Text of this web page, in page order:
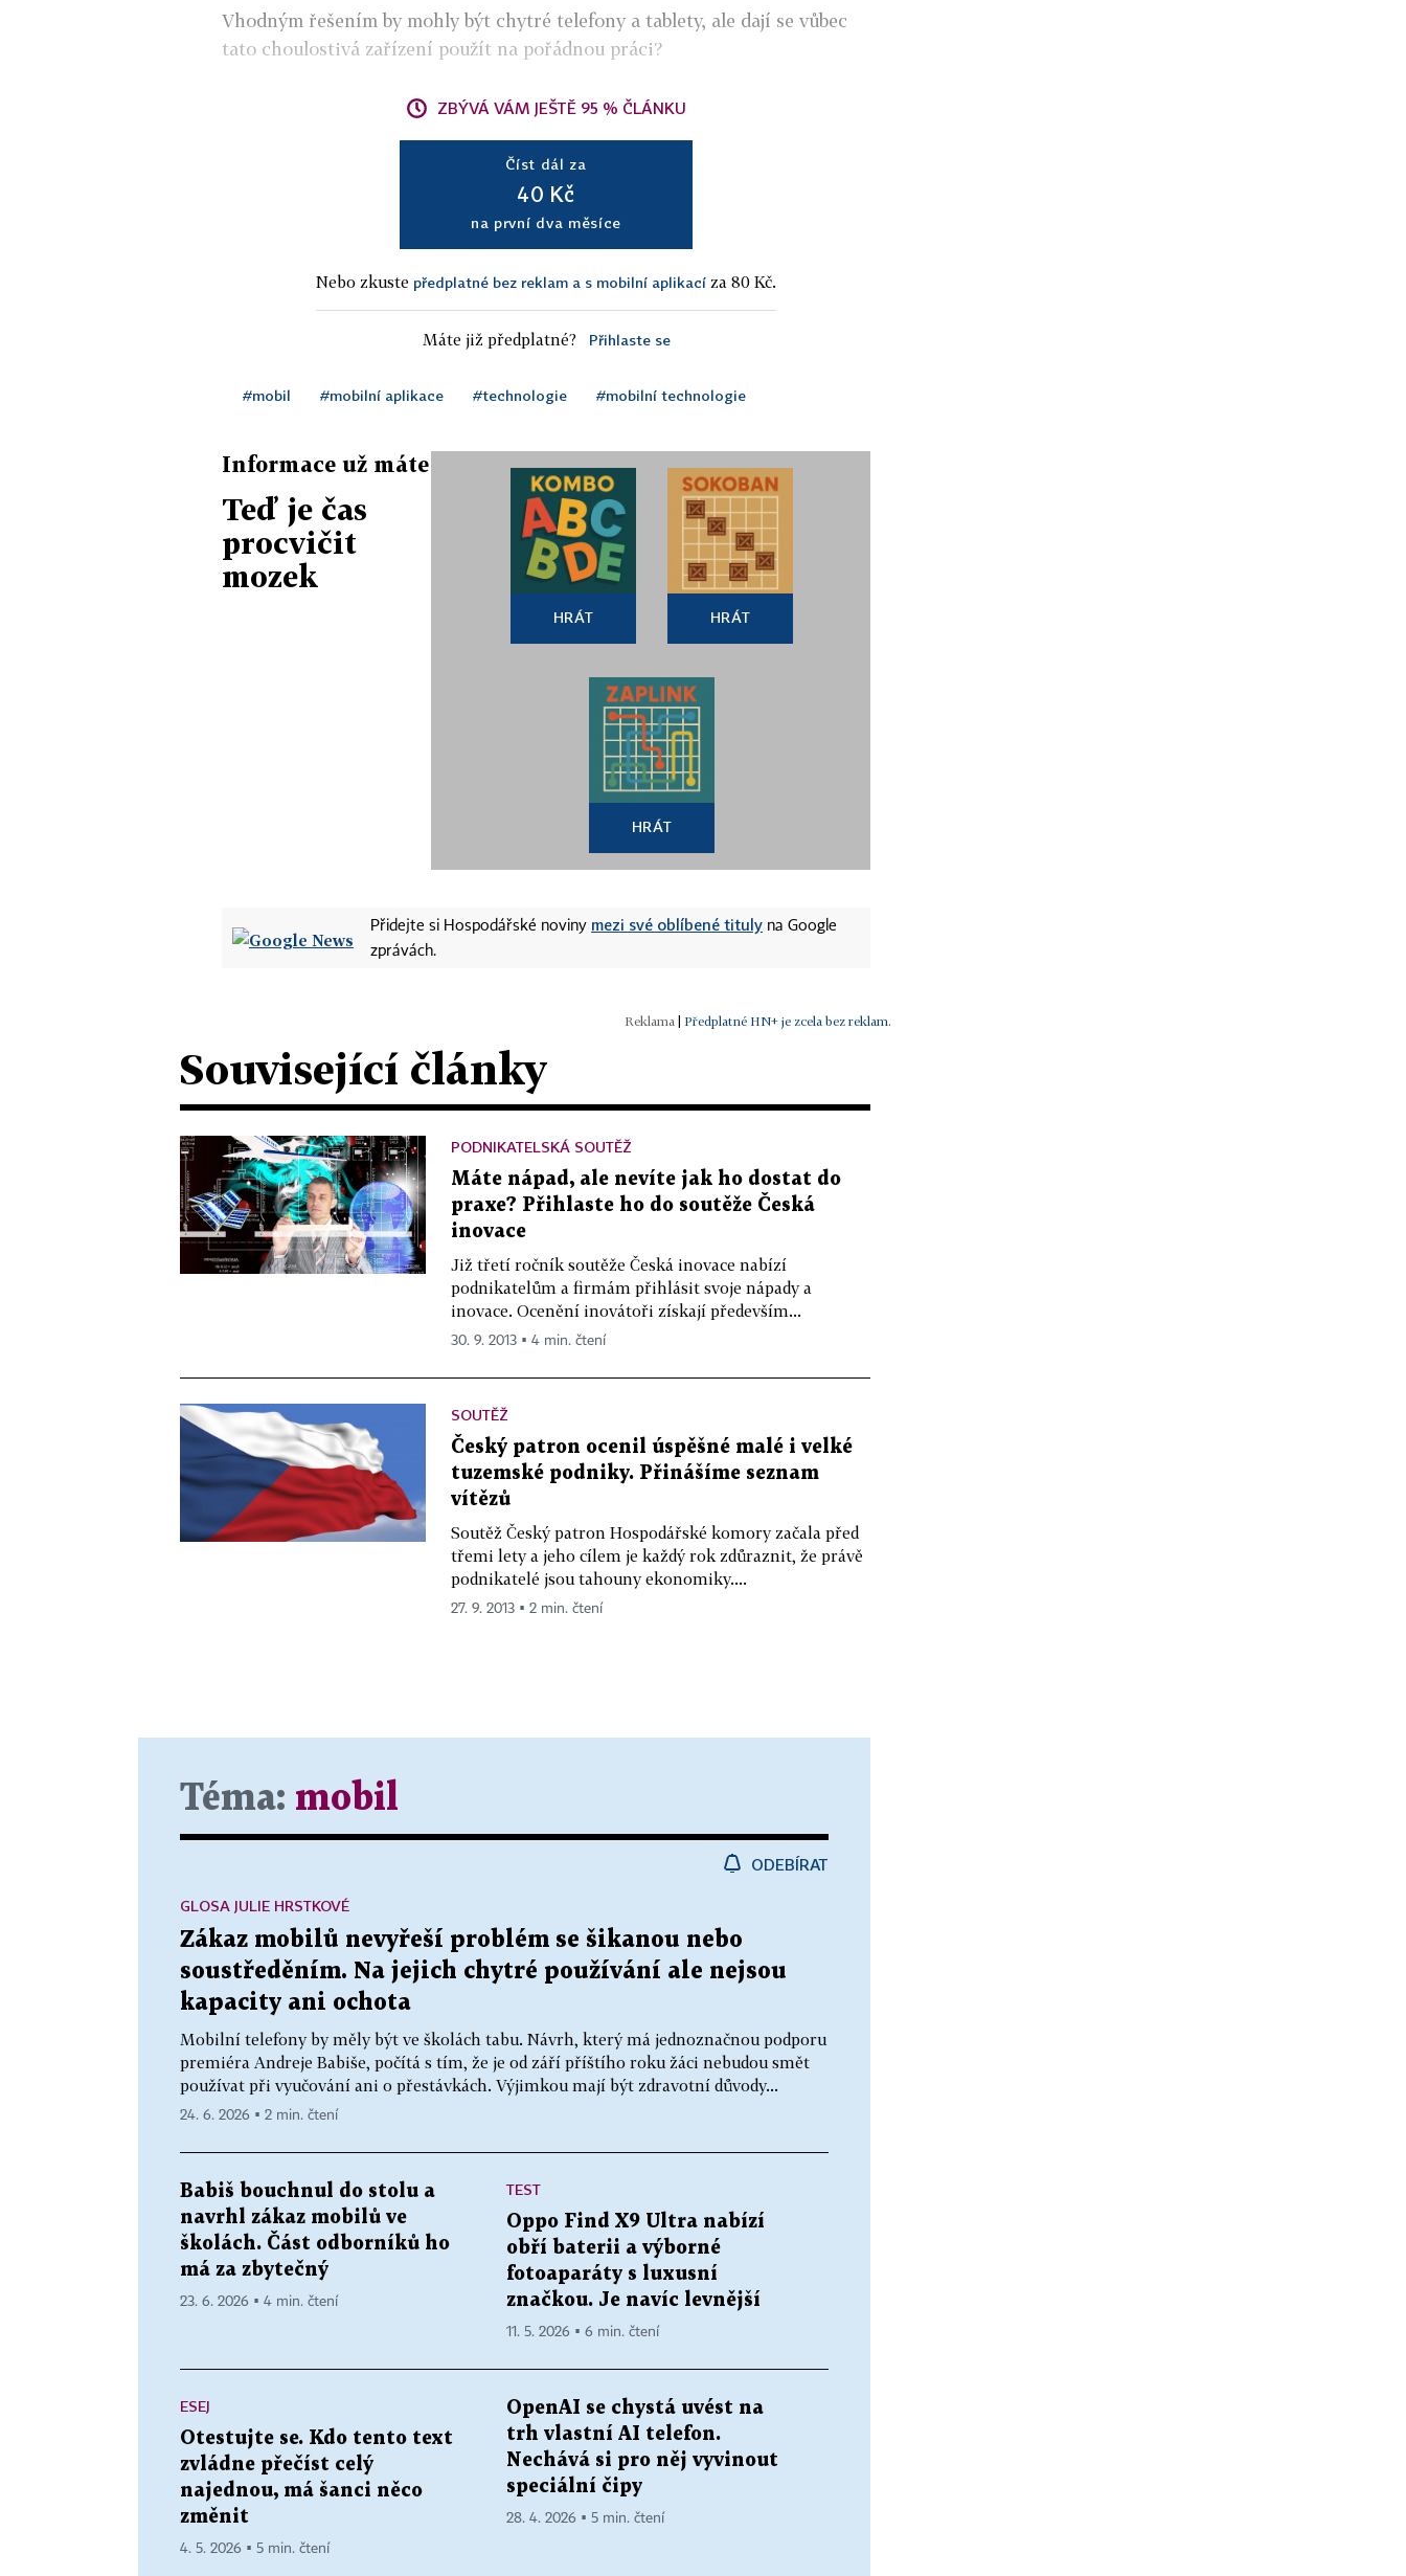
Vhodným řešením by mohly být chytré telefony a tablety, ale dají se vůbec
tato choulostivá zařízení použít na pořádnou práci?
ZBÝVÁ VÁM JEŠTĚ 95 % ČLÁNKU
Číst dál za
40 Kč
na první dva měsíce
Nebo zkuste předplatné bez reklam a s mobilní aplikací za 80 Kč.
Máte již předplatné? Přihlaste se
#mobil #mobilní aplikace #technologie #mobilní technologie
Informace už máte
Teď je čas
procvičit
mozek
HRÁT HRÁT
HRÁT
Přidejte si Hospodářské noviny mezi své oblíbené tituly na Google
zprávách.
| Předplatné HN+ je zcela bez reklam.
Související články
PODNIKATELSKÁ SOUTĚŽ
Máte nápad, ale nevíte jak ho dostat do
praxe? Přihlaste ho do soutěže Česká
inovace
Již třetí ročník soutěže Česká inovace nabízí
podnikatelům a firmám přihlásit svoje nápady a
inovace. Ocenění inovátoři získají především...
30. 9. 2013 ▪ 4 min. čtení
SOUTĚŽ
Český patron ocenil úspěšné malé i velké
tuzemské podniky. Přinášíme seznam
vítězů
Soutěž Český patron Hospodářské komory začala před
třemi lety a jeho cílem je každý rok zdůraznit, že právě
podnikatelé jsou tahouny ekonomiky....
27. 9. 2013 ▪ 2 min. čtení
Téma: mobil
ODEBÍRAT
Zákaz mobilů nevyřeší problém se šikanou nebo
soustředěním. Na jejich chytré používání ale nejsou
kapacity ani ochota
Mobilní telefony by měly být ve školách tabu. Návrh, který má jednoznačnou podporu
premiéra Andreje Babiše, počítá s tím, že je od září příštího roku žáci nebudou smět
používat při vyučování ani o přestávkách. Výjimkou mají být zdravotní důvody...
GLOSA JULIE HRSTKOVÉ
24. 6. 2026 ▪ 2 min. čtení
Babiš bouchnul do stolu a
navrhl zákaz mobilů ve
školách. Část odborníků ho
má za zbytečný
23. 6. 2026 ▪ 4 min. čtení
TEST
Oppo Find X9 Ultra nabízí
obří baterii a výborné
fotoaparáty s luxusní
značkou. Je navíc levnější
11. 5. 2026 ▪ 6 min. čtení
ESEJ
Otestujte se. Kdo tento text
zvládne přečíst celý
najednou, má šanci něco
změnit
4. 5. 2026 ▪ 5 min. čtení
OpenAI se chystá uvést na
trh vlastní AI telefon.
Nechává si pro něj vyvinout
speciální čipy
28. 4. 2026 ▪ 5 min. čtení